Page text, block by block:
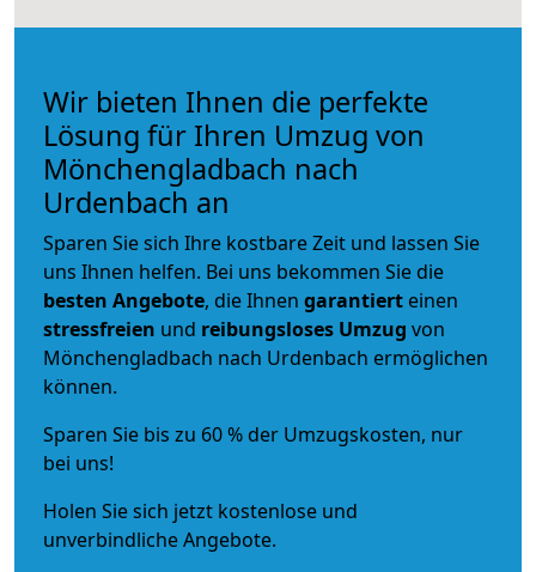
Wir bieten Ihnen die perfekte
Lösung für Ihren Umzug von
Mönchengladbach nach
Urdenbach an
Sparen Sie sich Ihre kostbare Zeit und lassen Sie
uns Ihnen helfen. Bei uns bekommen Sie die
besten Angebote, die Ihnen garantiert einen
stressfreien und reibungsloses Umzug von
Mönchengladbach nach Urdenbach ermöglichen
können.
Sparen Sie bis zu 60 % der Umzugskosten, nur
bei uns!
Holen Sie sich jetzt kostenlose und
unverbindliche Angebote.